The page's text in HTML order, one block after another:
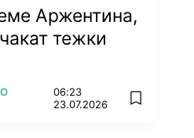
Аржентина,
тежки
06:23
23.07.2026
add